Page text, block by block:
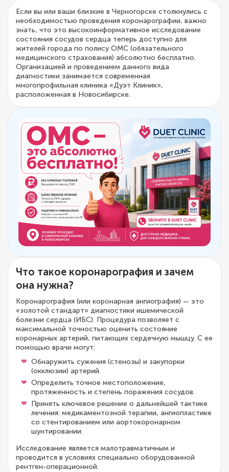
Если вы или ваши близкие в Черногорске столкнулись с
необходимостью проведения коронарографии, важно
знать, что это высокоинформативное исследование
состояния сосудов сердца теперь доступно для
жителей города по полису ОМС (обязательного
медицинского страхования) абсолютно бесплатно.
Организацией и проведением данного вида
диагностики занимается современная
многопрофильная клиника «Дуэт Клиник»,
расположенная в Новосибирске.
Что такое коронарография и зачем
она нужна?
Коронарография (или коронарная ангиография) — это
«золотой стандарт» диагностики ишемической
болезни сердца (ИБС). Процедура позволяет с
максимальной точностью оценить состояние
коронарных артерий, питающих сердечную мышцу. С ее
помощью врачи могут:
Обнаружить сужения (стенозы) и закупорки
(окклюзии) артерий.
Определить точное местоположение,
протяженность и степень поражения сосудов.
Принять ключевое решение о дальнейшей тактике
лечения: медикаментозной терапии, ангиопластике
со стентированием или аортокоронарном
шунтировании.
Исследование является малотравматичным и
проводится в условиях специально оборудованной
рентген-операционной.